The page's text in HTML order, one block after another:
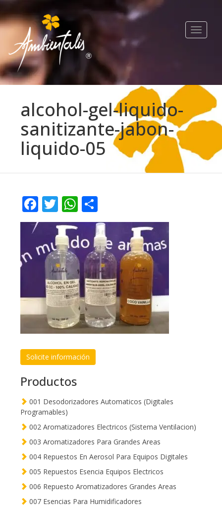
Toggle
alcohol-gel-liquido-
sanitizante-jabon-
liquido-05
Facebook
TwitterWhatsApp
Solicite información
Productos
001 Desodorizadores Automaticos (Digitales
Programables)
002 Aromatizadores Electricos (Sistema Ventilacion)
003 Aromatizadores Para Grandes Areas
004 Repuestos En Aerosol Para Equipos Digitales
005 Repuestos Esencia Equipos Electricos
006 Repuesto Aromatizadores Grandes Areas
007 Esencias Para Humidificadores